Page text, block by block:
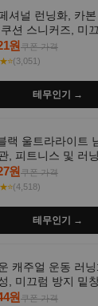
셔널 런닝화, 카
션 스니커즈, 미
화이트-퍼플 그
성용, 여성용, 모
원쿠폰 가격
(3,051)
테무인기 →
랙 울트라라이트
, 피트니스 및 러
좋은 수분 흡수
원쿠폰 가격
(4,518)
테무인기 →
캐주얼 운동 러
, 미끄럼 방지 밑
퍼플 그라데이션 색
원쿠폰 가격